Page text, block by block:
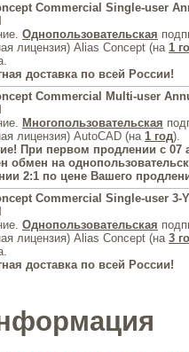
Commercial Single-user
Однопользовательская
лицензия) Alias Concept (на 1
доставка по всей России!
Commercial Multi-user
Многопользовательская
лицензия) AutoCAD (на 1 год).
При первом продлении с 07
обмен на
2:1 по цене Вашего
Commercial Single-user 3-
Однопользовательская
лицензия) Alias Concept (на 3
доставка по всей России!